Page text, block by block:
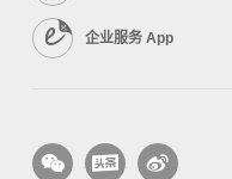
企业服务 App